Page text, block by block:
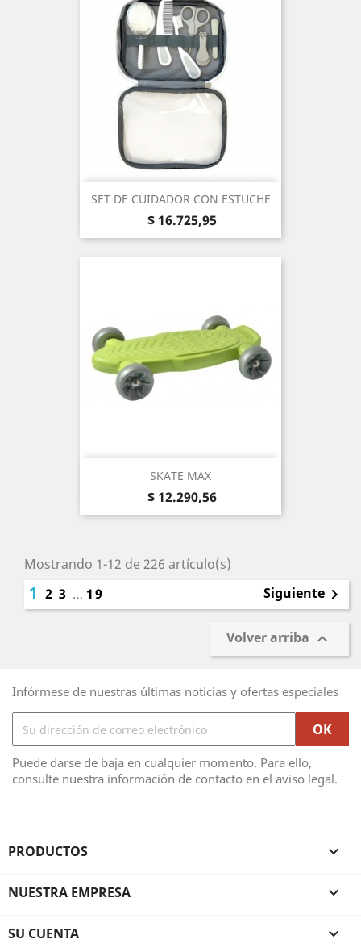
SET DE CUIDADOR CON ESTUCHE
Precio
$ 16.725,95
SKATE MAX
Precio
$ 12.290,56
Mostrando 1-12 de 226 artículo(s)
1 2 3 … 19 Siguiente 
Volver arriba 
Infórmese de nuestras últimas noticias y ofertas especiales
Puede darse de baja en cualquier momento. Para ello,
consulte nuestra información de contacto en el aviso legal.
PRODUCTOS 
NUESTRA EMPRESA 
SU CUENTA 